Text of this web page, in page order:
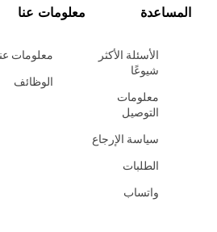
المساعدة
الأسئلة الأكثر
شيوعًا
معلومات
التوصيل
سياسة الإرجاع
الطلبات
واتساب
معلومات عنا
معلومات
الوظائف